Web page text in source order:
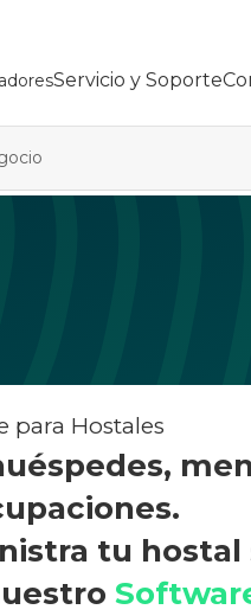
Servicio y Soporte
para Hostales
tu hostal